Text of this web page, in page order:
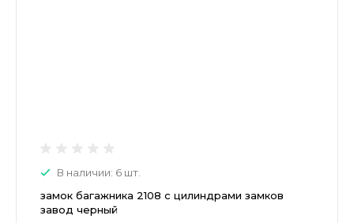
В наличии: 6 шт.
замок багажника 2108 с цилиндрами замков
завод черный